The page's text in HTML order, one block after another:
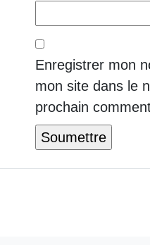
Enregistrer mon
mon site dans le
prochain